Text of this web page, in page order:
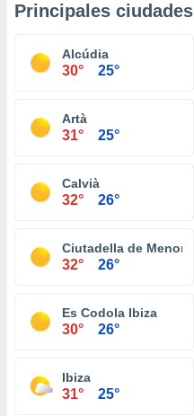
Principales ciudades
Alcúdia
30° 25°
Artà
31° 25°
Calvià
32° 26°
Ciutadella de Menorca
32° 26°
Es Codola Ibiza
30° 26°
Ibiza
31° 25°